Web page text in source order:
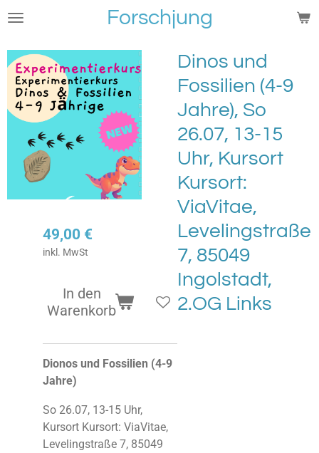
Zum
springen
Forschjung
Dinos und
Fossilien (4-9
Jahre), So
26.07, 13-15
Uhr, Kursort
Kursort:
ViaVitae,
Levelingstraße
7, 85049
Ingolstadt,
2.OG Links
49,00 €
inkl. MwSt
In den
Warenkorb
Dionos und Fossilien (4-9
Jahre)
So 26.07, 13-15 Uhr,
Kursort Kursort: ViaVitae,
Levelingstraße 7, 85049